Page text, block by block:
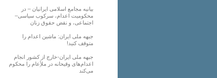
بیانیه مجامع اسلامی ایرانیان – در
محکومیت اعدام، سرکوب سیاسی–
اجتماعی، و نقض حقوق زنان
جبهه ملی ایران: ماشین اعدام را
متوقف کنید!
جبهه ملی ایران-خارج از کشور انجام
اعدام‌های وقیحانه در ملأِعام را محکوم
می‌کند